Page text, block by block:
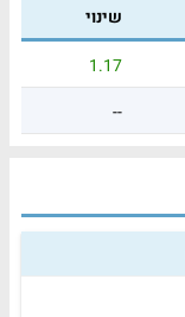
שינוי
1.17
--